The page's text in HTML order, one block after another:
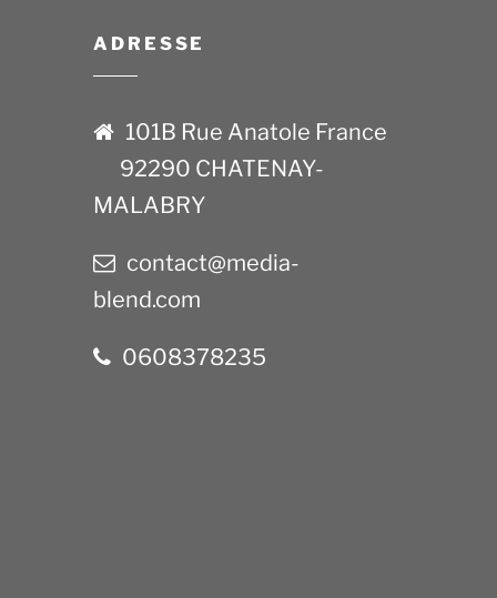
ADRESSE
101B Rue Anatole France
92290 CHATENAY-
MALABRY
contact@media-
blend.com
0608378235